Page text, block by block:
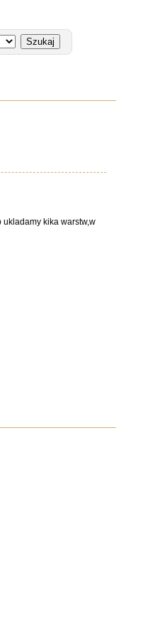
kika warstw,w